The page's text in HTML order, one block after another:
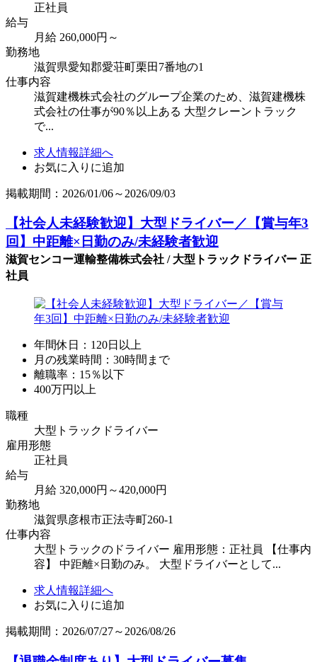
正社員
給与
月給 260,000円～
勤務地
滋賀県愛知郡愛荘町栗田7番地の1
仕事内容
滋賀建機株式会社のグループ企業のため、滋賀建機株
式会社の仕事が90％以上ある 大型クレーントラック
で...
求人情報詳細へ
お気に入りに追加
掲載期間：2026/01/06～2026/09/03
【社会人未経験歓迎】大型ドライバー／【賞与年3
回】中距離×日勤のみ/未経験者歓迎
滋賀センコー運輸整備株式会社 / 大型トラックドライバー 正
社員
年間休日：120日以上
月の残業時間：30時間まで
離職率：15％以下
400万円以上
職種
大型トラックドライバー
雇用形態
正社員
給与
月給 320,000円～420,000円
勤務地
滋賀県彦根市正法寺町260-1
仕事内容
大型トラックのドライバー 雇用形態：正社員 【仕事内
容】 中距離×日勤のみ。 大型ドライバーとして...
求人情報詳細へ
お気に入りに追加
掲載期間：2026/07/27～2026/08/26